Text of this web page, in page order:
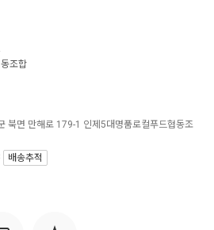
조합
북면 만해로 179-1 인제5대명품로컬푸드협동조
배송추적